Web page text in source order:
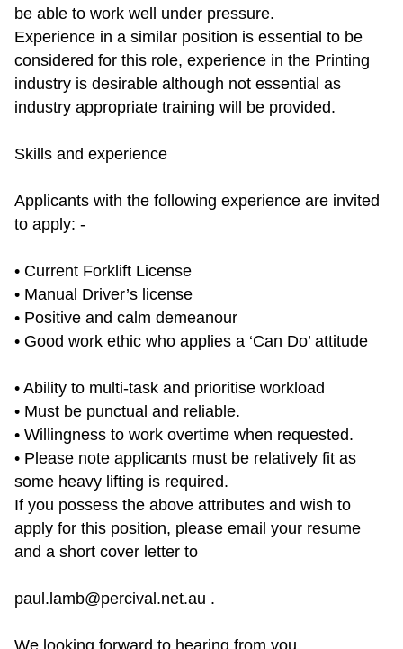
be able to work well under pressure.
Experience in a similar position is essential to be
considered for this role, experience in the Printing
industry is desirable although not essential as
industry appropriate training will be provided.
Skills and experience
Applicants with the following experience are invited
to apply: -
• Current Forklift License
• Manual Driver’s license
• Positive and calm demeanour
• Good work ethic who applies a ‘Can Do’ attitude
• Ability to multi-task and prioritise workload
• Must be punctual and reliable.
• Willingness to work overtime when requested.
• Please note applicants must be relatively fit as
some heavy lifting is required.
If you possess the above attributes and wish to
apply for this position, please email your resume
and a short cover letter to
paul.lamb@percival.net.au .
We looking forward to hearing from you